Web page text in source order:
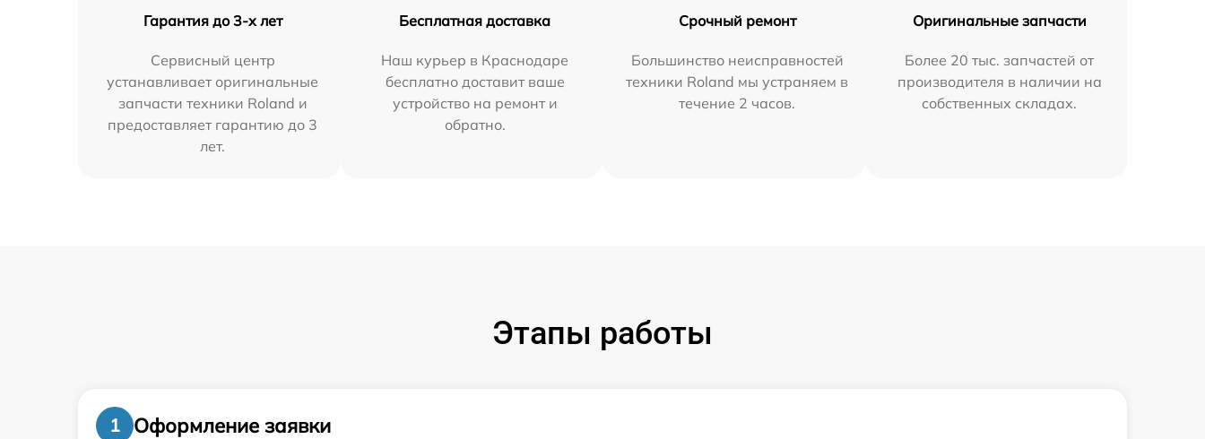
Гарантия до 3-х лет
Сервисный центр
устанавливает оригинальные
запчасти техники Roland и
предоставляет гарантию до 3
лет.
Бесплатная доставка
Наш курьер в Краснодаре
бесплатно доставит ваше
устройство на ремонт и
обратно.
Срочный ремонт
Большинство неисправностей
техники Roland мы устраняем в
течение 2 часов.
Оригинальные запчасти
Более 20 тыс. запчастей от
производителя в наличии на
собственных складах.
Этапы работы
1
Оформление заявки